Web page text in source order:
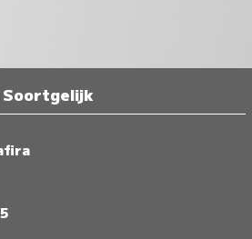
Soortgelijk